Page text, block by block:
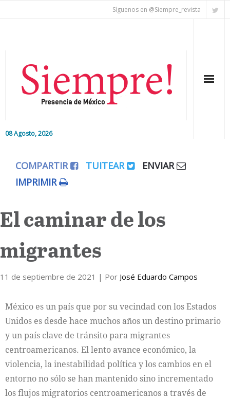
Síguenos en @Siempre_revista
08 Agosto, 2026
Editorial
Colaboradores
Internacional
Cultura
COMPARTIR TUITEAR
ENVIAR
IMPRIMIR
El caminar de los
migrantes
11 de septiembre de 2021 | Por José Eduardo Campos
México es un país que por su vecindad con los Estados
Unidos es desde hace muchos años un destino primario
y un país clave de tránsito para migrantes
centroamericanos. El lento avance económico, la
violencia, la inestabilidad política y los cambios en el
entorno no sólo se han mantenido sino incrementado
los flujos migratorios centroamericanos a través de